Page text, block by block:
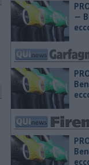
—